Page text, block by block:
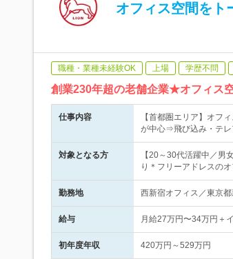
オフィス空間をト
職種・業種未経験OK 上場 学歴不問
創業230年超の老舗企業★オフィス
仕事内容
【首都圏エリア】オフ
が中心⇒飛び込み・テレ
対象となる方
【20～30代活躍中／
り＊フリーアドレスの
勤務地 西新宿オフィス／東京
給与 月給27万円〜34万円＋
初年度年収 420万円～529万円